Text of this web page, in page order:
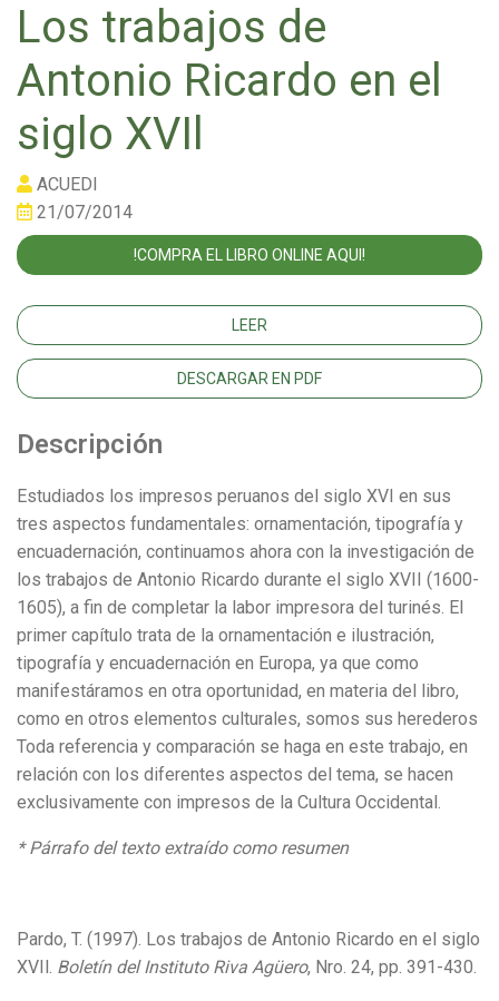
Los trabajos de
Antonio Ricardo en el
siglo XVIl
ACUEDI
21/07/2014
!COMPRA EL LIBRO ONLINE AQUI!
LEER
DESCARGAR EN PDF
Descripción
Estudiados los impresos peruanos del siglo XVI en sus
tres aspectos fundamentales: ornamentación, tipografía y
encuadernación, continuamos ahora con la investigación de
los trabajos de Antonio Ricardo durante el siglo XVII (1600-
1605), a fin de completar la labor impresora del turinés. El
primer capítulo trata de la ornamentación e ilustración,
tipografía y encuadernación en Europa, ya que como
manifestáramos en otra oportunidad, en materia del libro,
como en otros elementos culturales, somos sus herederos
Toda referencia y comparación se haga en este trabajo, en
relación con los diferentes aspectos del tema, se hacen
exclusivamente con impresos de la Cultura Occidental.
* Párrafo del texto extraído como resumen
Pardo, T. (1997). Los trabajos de Antonio Ricardo en el siglo
XVIl. Boletín del Instituto Riva Agüero, Nro. 24, pp. 391-430.